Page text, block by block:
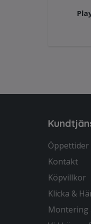
Öppettider
Kontakt
Köpvillkor
Klicka &
Montering